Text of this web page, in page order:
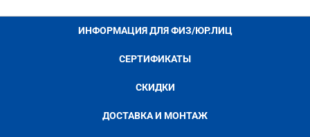
ИНФОРМАЦИЯ ДЛЯ ФИЗ/ЮР.ЛИЦ
СЕРТИФИКАТЫ
СКИДКИ
ДОСТАВКА И МОНТАЖ